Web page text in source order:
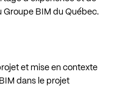
Groupe BIM du Québec.
et mise en contexte
dans le projet